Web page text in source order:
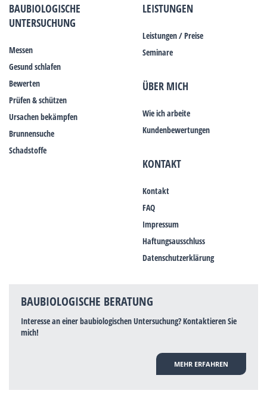
BAUBIOLOGISCHE
UNTERSUCHUNG
Messen
Gesund schlafen
Bewerten
Prüfen & schützen
Ursachen bekämpfen
Brunnensuche
Schadstoffe
LEISTUNGEN
Leistungen / Preise
Seminare
ÜBER MICH
Wie ich arbeite
Kundenbewertungen
KONTAKT
Kontakt
FAQ
Impressum
Haftungsausschluss
Datenschutzerklärung
BAUBIOLOGISCHE BERATUNG
Interesse an einer baubiologischen Untersuchung? Kontaktieren Sie
mich!
MEHR ERFAHREN